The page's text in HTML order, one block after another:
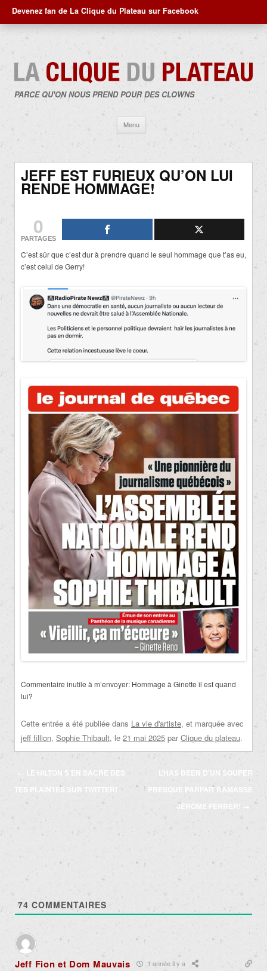
Devenez fan de La Clique du Plateau sur Facebook
PARCE QU'ON NOUS PREND POUR DES CLOWNS
Menu
contenu
JEFF EST FURIEUX QU’ON LUI
RENDE HOMMAGE!
0
PARTAGES
C’est sûr que c’est dur à prendre quand le seul hommage que t’as eu,
c’est celui de Gerry!
Commentaire inutile à m’envoyer: Hommage à Ginette il est quand
lui?
Cette entrée a été publiée dans La vie d'artiste, et marquée avec
jeff fillion, Sophie Thibault, le 21 mai 2025 par Clique du plateau.
Navigation
des
articles
← LE HILTON S’EN SACRE DES
TES PLAINTES SUR TWITTER!
L’HAS BEEN D’UN SOUPER
PRESQUE PARFAIT RAMASSE
JÉRÔME FERRER!
74 COMMENTAIRES
Jeff Fion et Dom Mauvais 1 année il y a